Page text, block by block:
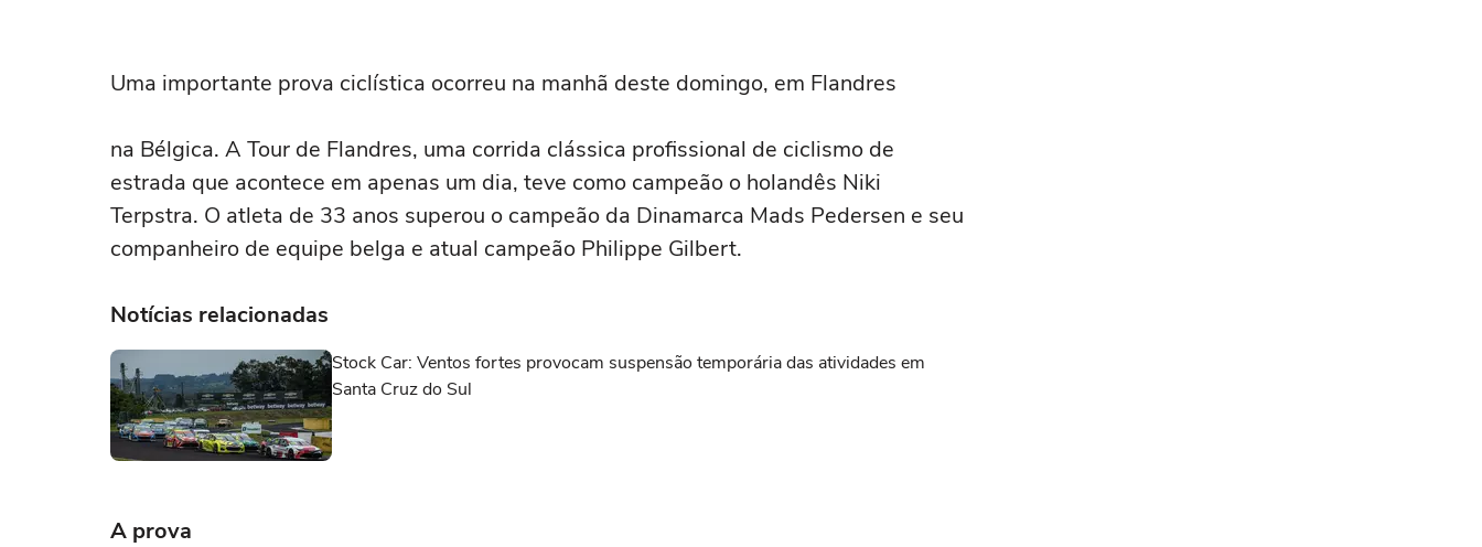
Uma importante prova ciclística ocorreu na manhã deste domingo, em Flandres
na Bélgica. A Tour de Flandres, uma corrida clássica profissional de ciclismo de
estrada que acontece em apenas um dia, teve como campeão o holandês Niki
Terpstra. O atleta de 33 anos superou o campeão da Dinamarca Mads Pedersen e seu
companheiro de equipe belga e atual campeão Philippe Gilbert.
Notícias relacionadas
Stock Car: Ventos fortes provocam suspensão temporária das atividades em
Santa Cruz do Sul
A prova